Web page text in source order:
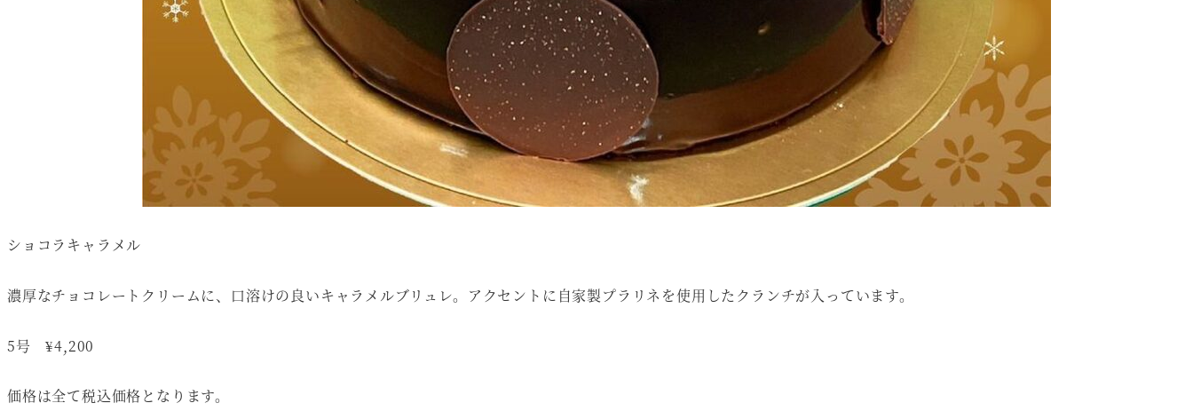
ショコラキャラメル
濃厚なチョコレートクリームに、口溶けの良いキャラメルブリュレ。アクセントに自家製プラリネを使用したクランチが入っています。
5号 ¥4,200
価格は全て税込価格となります。